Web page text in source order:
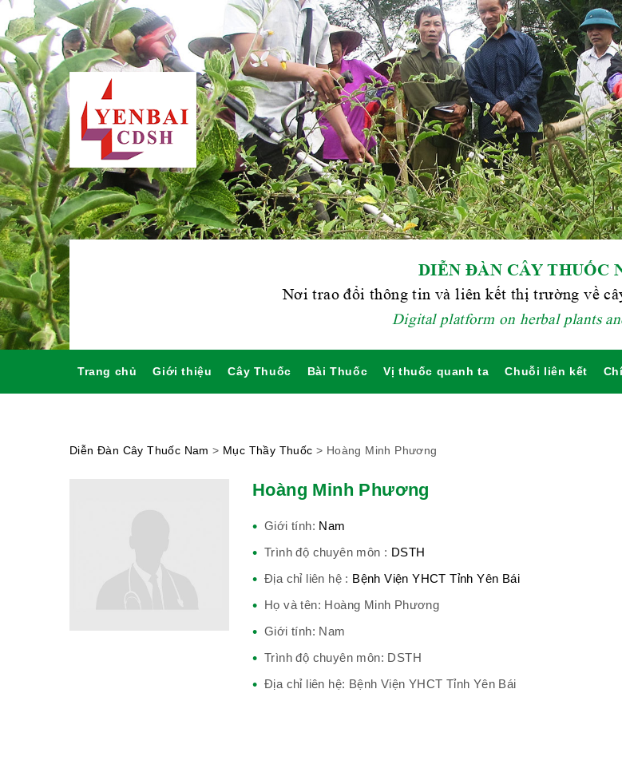
DIỄN ĐÀN CÂY THUỐC
Nơi trao đổi thông tin và liên kết thị trường về
Digital platform on herbal plants
Trang chủ Giới thiệu Cây Thuốc Bài Thuốc Vị thuốc quanh ta Chuỗi liên kết
Diễn Đàn Cây Thuốc Nam > Mục Thầy Thuốc > Hoàng Minh Phương
Hoàng Minh Phương
Giới tính: Nam
Trình độ chuyên môn : DSTH
Địa chỉ liên hệ : Bệnh Viện YHCT Tỉnh Yên Bái
Họ và tên: Hoàng Minh Phương
Giới tính: Nam
Trình độ chuyên môn: DSTH
Địa chỉ liên hệ: Bệnh Viện YHCT Tỉnh Yên Bái